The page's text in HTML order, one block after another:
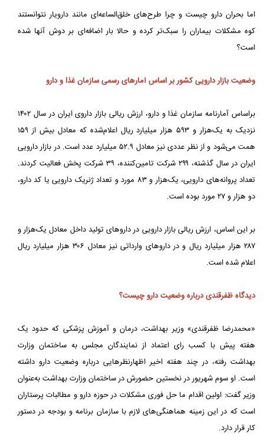
اما بحران دارو چیست و چرا طرح‌های خلق‌الساعه‌ای مانند دارویار نتوانستند
کوه مشکلات بیماران را سبک‌تر کرده و حالا بار اضافه‌ای بر دوش آنها شده
است؟
وضعیت بازار دارویی کشور بر اساس آمارهای رسمی سازمان غذا و دارو
براساس آمارنامه سازمان غذا و دارو، ارزش ریالی بازار داروی ایران در سال ۱۴۰۲
نزدیک به یک‌هزار و ۵۹۳ هزار میلیارد ریال اعلام‌شده که معادل بیش از ۱۵۹
همت می‌شود و از نظر عددی نیز معادل ۵۲.۹ میلیارد عدد است. در بازار دارویی
ایران در سال گذشته، ۲۹۹ شرکت تامین‌کننده، ۳۹ شرکت پخش فعالیت کردند.
تعداد پروانه‌های دارویی، یک‌هزار و ۸۳ مورد و تعداد ژنریک دارویی یا کد دارو،
دو هزار و ۲۷ مورد بوده است.
بر این اساس، ارزش ریالی بازار دارویی در داروهای تولید داخل معادل یک‌هزار و
۲۸۷ هزار میلیارد ریال و در داروهای وارداتی نیز معادل ۳۰۶ هزار میلیارد ریال
اعلام شده است.
دیدگاه ظفرقندی درباره وضعیت دارو چیست؟
«محمدرضا ظفرقندی» وزیر بهداشت، درمان و آموزش پزشکی که حدود یک
هفته پیش با کسب رای اعتماد از نمایندگان مجلس به ساختمان وزارت
بهداشت رفته، در چند هفته اخیر اظهارنظرهایی درباره وضعیت دارو داشته
است. او سوم شهریور در نخستین حضورش در ساختمان وزارت بهداشت به‌عنوان
وزیر گفت: اولین اقدام ما حل فوری مشکلات در حوزه دارو و مطالبات پرستاران
است که در این زمینه هماهنگی‌های لازم با سازمان برنامه و بودجه در دستور
کار قرار دارد.